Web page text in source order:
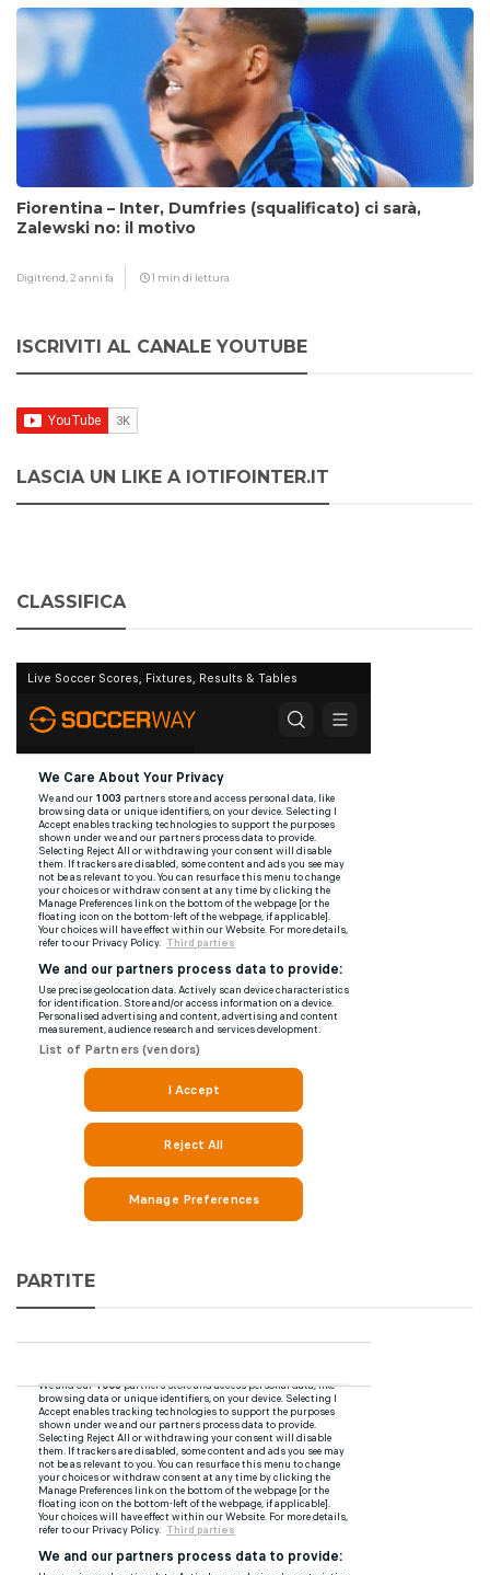
Fiorentina – Inter, Dumfries (squalificato) ci sarà,
Zalewski no: il motivo
Digitrend, 2 anni fa 1 min di lettura
ISCRIVITI AL CANALE YOUTUBE
LASCIA UN LIKE A IOTIFOINTER.IT
CLASSIFICA
PARTITE